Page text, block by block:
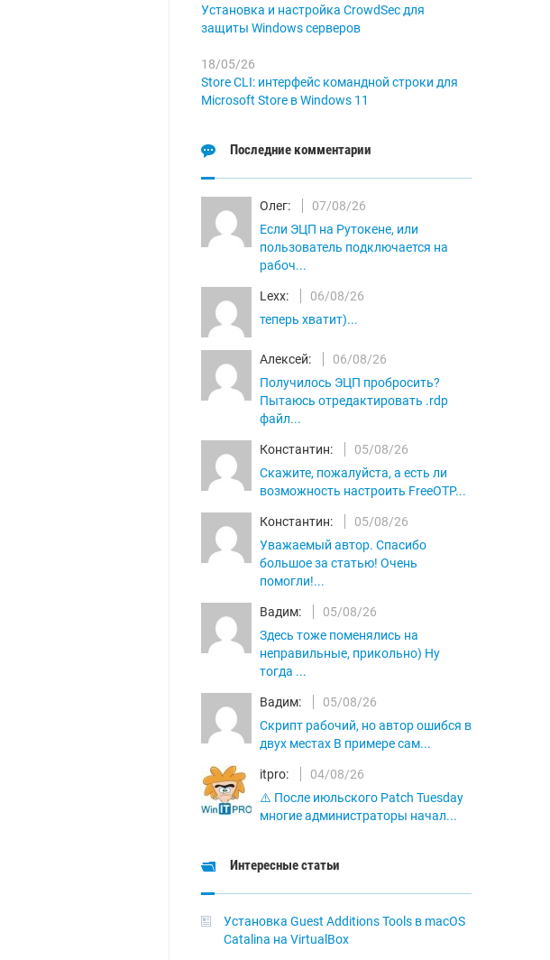
Установка и настройка CrowdSec для
защиты Windows серверов
18/05/26
Store CLI: интерфейс командной строки для
Microsoft Store в Windows 11
Последние комментарии
Олег:
07/08/26
Если ЭЦП на Рутокене, или
пользователь подключается на
рабоч...
Lexx:
06/08/26
теперь хватит)...
Алексей:
06/08/26
Получилось ЭЦП пробросить?
Пытаюсь отредактировать .rdp
файл...
Константин:
05/08/26
Скажите, пожалуйста, а есть ли
возможность настроить FreeOTP...
Константин:
05/08/26
Уважаемый автор. Спасибо
большое за статью! Очень
помогли!...
Вадим:
05/08/26
Здесь тоже поменялись на
неправильные, прикольно) Ну
тогда ...
Вадим:
05/08/26
Скрипт рабочий, но автор ошибся в
двух местах В примере сам...
itpro:
04/08/26
⚠️ После июльского Patch Tuesday
многие администраторы начал...
Интересные статьи
Установка Guest Additions Tools в macOS
Catalina на VirtualBox